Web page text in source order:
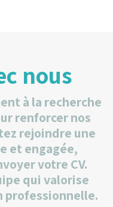
nous
à la recherche
renforcer nos
rejoindre une
et engagée,
votre CV.
qui valorise